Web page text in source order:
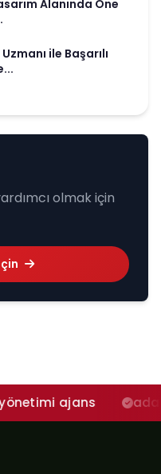
Alanında Öne
ile Başarılı
olmak için
adana sosyal